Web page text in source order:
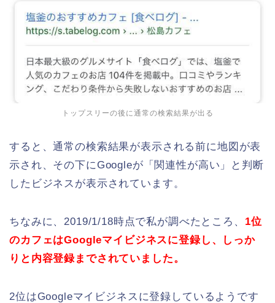
トップスリーの後に通常の検索結果が出る
すると、通常の検索結果が表示される前に地図が表
示され、その下にGoogleが「関連性が高い」と判断
したビジネスが表示されています。
ちなみに、2019/1/18時点で私が調べたところ、 1位
のカフェはGoogleマイビジネスに登録し、しっか
りと内容登録までされていました。
2位はGoogleマイビジネスに登録しているようです